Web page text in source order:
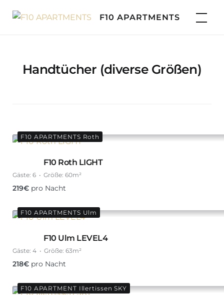
F10 APARTMENTS
Handtücher (diverse Größen)
F10 APARTMENTS Roth
F10 Roth LIGHT
Gäste: 6 Größe: 60m²
219€ pro Nacht
F10 APARTMENTS Ulm
F10 Ulm LEVEL4
Gäste: 4 Größe: 63m²
218€ pro Nacht
F10 APARTMENT Illertissen SKY